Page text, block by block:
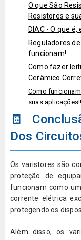
O que São
Resistores e
DIAC - O que é,
Reguladores
funcionam!
Como fazer
Cerâmico
Como
suas
🧾
Dos
Os varistores são
proteção de
funcionam como
corrente elétrica
protegendo os
Além disso, os